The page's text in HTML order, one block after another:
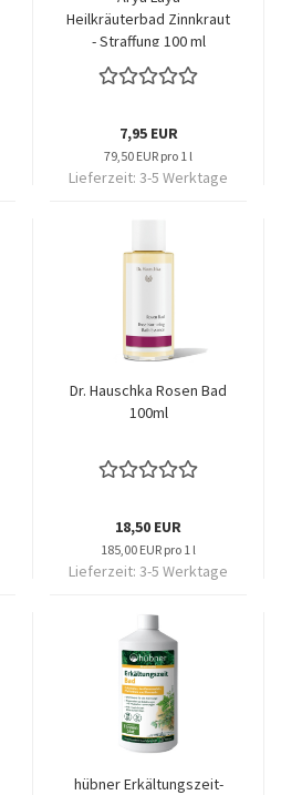
Heilkräuterbad Zinnkraut
- Straffung 100 ml
7,95 EUR
79,50 EUR pro 1 l
Lieferzeit: 3-5 Werktage
Dr. Hauschka Rosen Bad
100ml
18,50 EUR
185,00 EUR pro 1 l
Lieferzeit: 3-5 Werktage
hübner Erkältungszeit-